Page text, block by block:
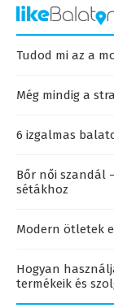
Tudod mi az a
Még mindig a
6 izgalmas
Bőr női szandál
sétákhoz
Modern ötletek
Hogyan
termékeik és